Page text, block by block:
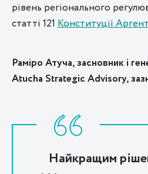
рівень регіонального
статті 121 Конституції
Раміро Атуча, засновник і
Atucha Strategic Advisory,
Найкращим